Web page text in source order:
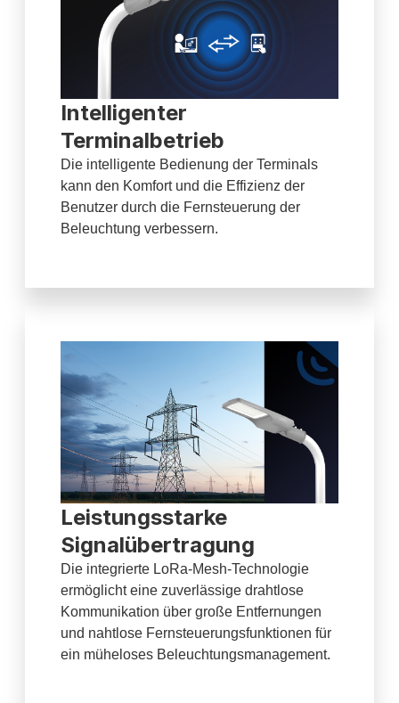
Intelligenter
Terminalbetrieb
Die intelligente Bedienung der Terminals
kann den Komfort und die Effizienz der
Benutzer durch die Fernsteuerung der
Beleuchtung verbessern.
Leistungsstarke
Signalübertragung
Die integrierte LoRa-Mesh-Technologie
ermöglicht eine zuverlässige drahtlose
Kommunikation über große Entfernungen
und nahtlose Fernsteuerungsfunktionen für
ein müheloses Beleuchtungsmanagement.